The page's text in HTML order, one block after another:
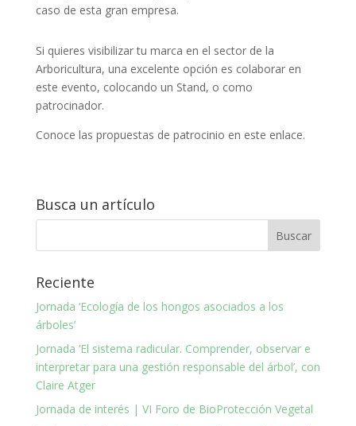
caso de esta gran empresa.
Si quieres visibilizar tu marca en el sector de la
Arboricultura, una excelente opción es colaborar en
este evento, colocando un Stand, o como
patrocinador.
Conoce las propuestas de patrocinio en este enlace.
Busca un artículo
Reciente
Jornada ‘Ecología de los hongos asociados a los
árboles’
Jornada ‘El sistema radicular. Comprender, observar e
interpretar para una gestión responsable del árbol’, con
Claire Atger
Jornada de interés | VI Foro de BioProtección Vegetal